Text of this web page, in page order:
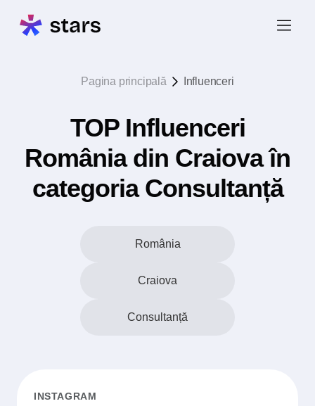
Pagina principală Influenceri
TOP Influenceri
România din Craiova în
categoria Consultanță
România
Craiova
Consultanță
INSTAGRAM